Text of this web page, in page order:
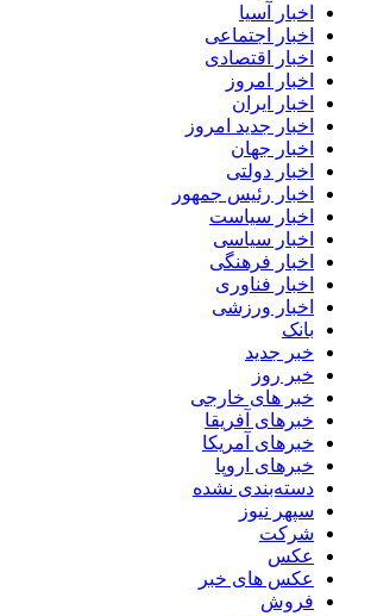
اخبار آسیا
اخبار اجتماعی
اخبار اقتصادی
اخبار امروز
اخبار ایران
اخبار جدید امروز
اخبار جهان
اخبار دولتی
اخبار رئیس جمهور
اخبار سیاست
اخبار سیاسی
اخبار فرهنگی
اخبار فناوری
اخبار ورزشی
بانک
خبر جدید
خبر روز
خبر های خارجی
خبرهای آفریقا
خبرهای آمریکا
خبرهای اروپا
دسته‌بندی نشده
سپهر نیوز
شرکت
عکس
عکس های خبر
فروش